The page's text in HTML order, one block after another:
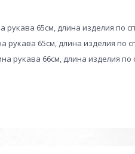
рукава 65см, длина изделия по
рукава 65см, длина изделия по
рукава 66см, длина изделия по